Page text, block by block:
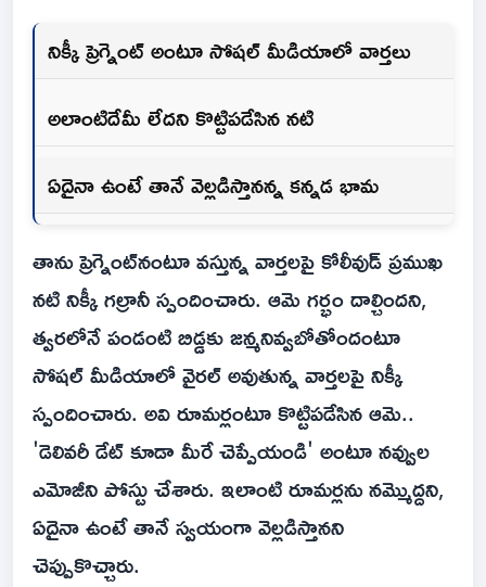
నిక్కీ ప్రెగ్నెంట్ అంటూ సోషల్ మీడియాలో వార్తలు
అలాంటిదేమీ లేదని కొట్టిపడేసిన నటి
ఏదైనా ఉంటే తానే వెల్లడిస్తానన్న కన్నడ భామ
తాను ప్రెగ్నెంట్‌నంటూ వస్తున్న వార్తలపై కోలీవుడ్ ప్రముఖ
నటి నిక్కీ గల్రానీ స్పందించారు. ఆమె గర్భం దాల్చిందని,
త్వరలోనే పండంటి బిడ్డకు జన్మనివ్వబోతోందంటూ
సోషల్ మీడియాలో వైరల్ అవుతున్న వార్తలపై నిక్కీ
స్పందించారు. అవి రూమర్లంటూ కొట్టిపడేసిన ఆమె..
'డెలివరీ డేట్ కూడా మీరే చెప్పేయండి' అంటూ నవ్వుల
ఎమోజీని పోస్టు చేశారు. ఇలాంటి రూమర్లను నమ్మొద్దని,
ఏదైనా ఉంటే తానే స్వయంగా వెల్లడిస్తానని
చెప్పుకొచ్చారు.